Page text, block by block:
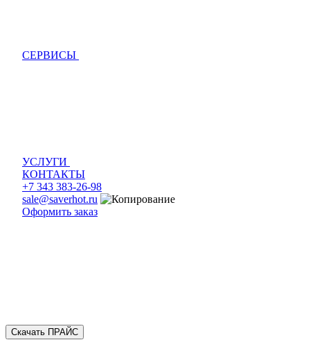
СЕРВИСЫ
УСЛУГИ
КОНТАКТЫ
+7 343 383-26-98
sale@saverhot.ru
Оформить заказ
Скачать ПРАЙС